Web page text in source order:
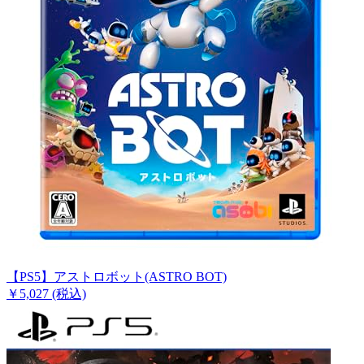
【PS5】アストロボット(ASTRO BOT)
￥5,027 (税込)